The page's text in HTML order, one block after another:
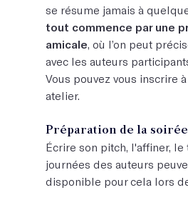
se résume jamais à
tout commence par une
amicale, où l’on peut
avec les auteurs
Vous pouvez vous inscrire
atelier.
Préparation de la soirée
Écrire son pitch, l'affiner,
journées des auteurs
disponible pour cela lors